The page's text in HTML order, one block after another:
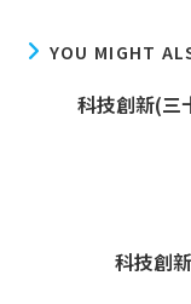
YOU MIGHT
科技創新(三
科技創